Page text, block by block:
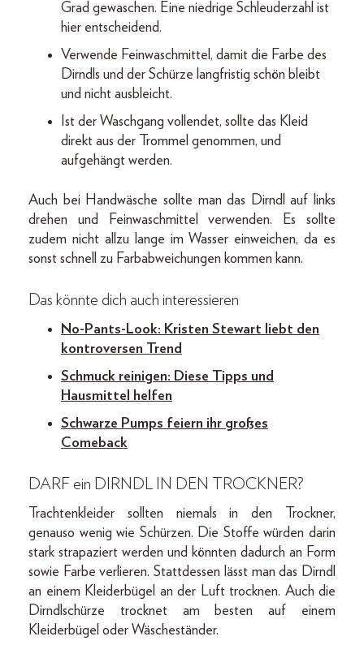
Grad gewaschen. Eine niedrige Schleuderzahl ist
hier entscheidend.
Verwende Feinwaschmittel, damit die Farbe des
Dirndls und der Schürze langfristig schön bleibt
und nicht ausbleicht.
Ist der Waschgang vollendet, sollte das Kleid
direkt aus der Trommel genommen, und
aufgehängt werden.
Auch bei Handwäsche sollte man das Dirndl auf links
drehen und Feinwaschmittel verwenden. Es sollte
zudem nicht allzu lange im Wasser einweichen, da es
sonst schnell zu Farbabweichungen kommen kann.
Das könnte dich auch interessieren
No-Pants-Look: Kristen Stewart liebt den
kontroversen Trend
Schmuck reinigen: Diese Tipps und
Hausmittel helfen
Schwarze Pumps feiern ihr großes
Comeback
DARF ein DIRNDL IN DEN TROCKNER?
Trachtenkleider sollten niemals in den Trockner,
genauso wenig wie Schürzen. Die Stoffe würden darin
stark strapaziert werden und könnten dadurch an Form
sowie Farbe verlieren. Stattdessen lässt man das Dirndl
an einem Kleiderbügel an der Luft trocknen. Auch die
Dirndlschürze trocknet am besten auf einem
Kleiderbügel oder Wäscheständer.